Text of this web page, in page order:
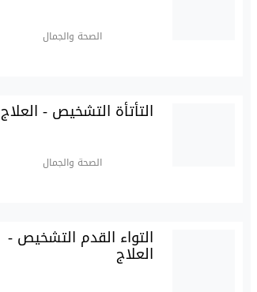
الصحة والجمال
التأتأة التشخيص - العلاج
الصحة والجمال
التواء القدم التشخيص -
العلاج